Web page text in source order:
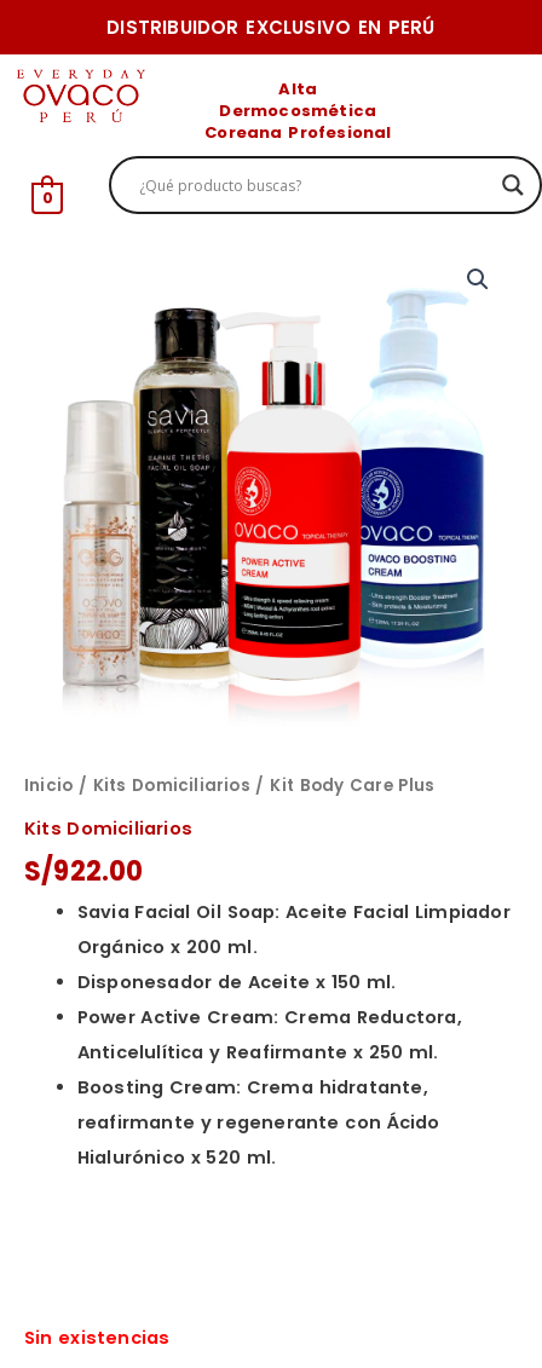
DISTRIBUIDOR EXCLUSIVO EN PERÚ
al
contenido
Alta
Dermocosmética
Coreana Profesional
0
Inicio / Kits Domiciliarios / Kit Body Care Plus
Kits Domiciliarios
S/922.00
Savia Facial Oil Soap: Aceite Facial Limpiador
Orgánico x 200 ml.
Disponesador de Aceite x 150 ml.
Power Active Cream: Crema Reductora,
Anticelulítica y Reafirmante x 250 ml.
Boosting Cream: Crema hidratante,
reafirmante y regenerante con Ácido
Hialurónico x 520 ml.
Sin existencias